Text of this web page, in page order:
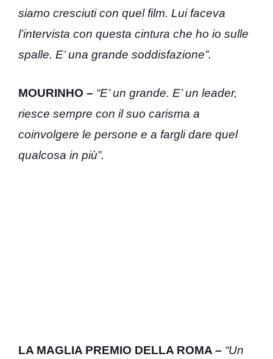
siamo cresciuti con quel film. Lui faceva
l’intervista con questa cintura che ho io sulle
spalle. E’ una grande soddisfazione”.
MOURINHO – “E’ un grande. E’ un leader,
riesce sempre con il suo carisma a
coinvolgere le persone e a fargli dare quel
qualcosa in più”.
LA MAGLIA PREMIO DELLA ROMA – “Un